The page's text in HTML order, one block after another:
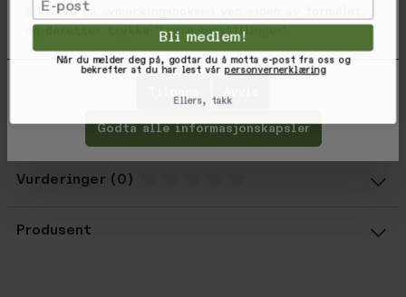
Pull-on elastic waistband
Logo flag label at back pocket
26” inseam
18” leg opening
EAN: 888588706503
Vurderinger
Produsent
å klikke på avmerkingsboksen ved siden av formålet,
og deretter trykke 'Lagre innstillinger'.
Godta alle informasjonskapsler
Bli medlem!
Når du melder deg på, godtar du å motta e-post fra oss og
bekrefter at du har lest vårpersonvernerklæring
Ellers, takk